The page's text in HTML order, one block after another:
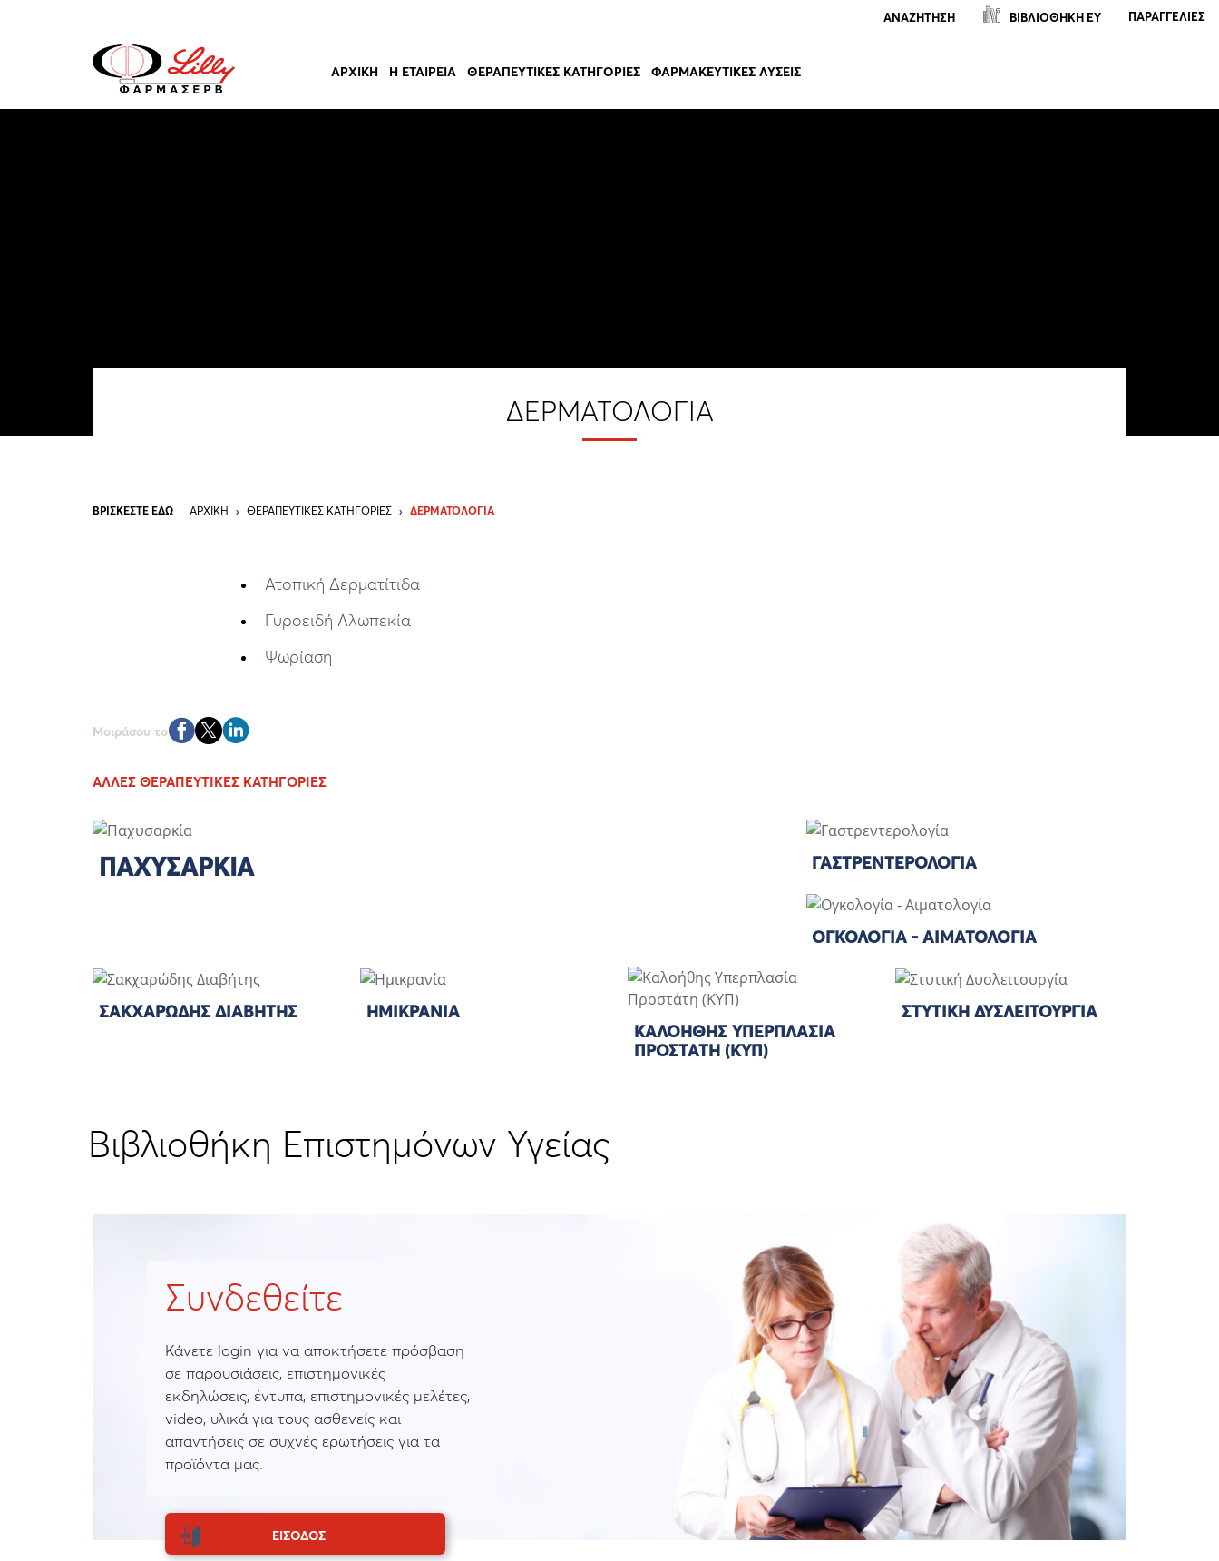
ΠΑΡΑΓΓΕΛΊΕΣ
ΒΙΒΛΙΟΘΗΚΗ ΕΥ
ΑΝΑΖΗΤΗΣΗ
ΑΡΧΙΚΉ Η ΕΤΑΙΡΕΊΑ ΘΕΡΑΠΕΥΤΙΚΈΣ ΚΑΤΗΓΟΡΊΕΣ ΦΑΡΜΑΚΕΥΤΙΚΈΣ ΛΎΣΕΙΣ
ΔΕΡΜΑΤΟΛΟΓΊΑ
ΒΡΙΣΚΕΣΤΕ ΕΔΩ ΑΡΧΙΚΉ › ΘΕΡΑΠΕΥΤΙΚΈΣ ΚΑΤΗΓΟΡΊΕΣ › ΔΕΡΜΑΤΟΛΟΓΊΑ
Ατοπική Δερματίτιδα
Γυροειδή Αλωπεκία
Ψωρίαση
Μοιράσου το
ΆΛΛΕΣ ΘΕΡΑΠΕΥΤΙΚΈΣ ΚΑΤΗΓOΡΊΕΣ
ΠΑΧΥΣΑΡΚΊΑ ΓΑΣΤΡΕΝΤΕΡΟΛΟΓΊΑ
ΟΓΚΟΛΟΓΊΑ - ΑΙΜΑΤΟΛΟΓΊΑ
ΣΑΚΧΑΡΏΔΗΣ ΔΙΑΒΉΤΗΣ
ΗΜΙΚΡΑΝΊΑ
ΚΑΛΟΉΘΗΣ ΥΠΕΡΠΛΑΣΊΑ
ΠΡΟΣΤΆΤΗ (ΚΥΠ)
ΣΤΥΤΙΚΉ ΔΥΣΛΕΙΤΟΥΡΓΊΑ
Βιβλιοθήκη Επιστημόνων Υγείας
Συνδεθείτε
Κάνετε login για να αποκτήσετε πρόσβαση
σε παρουσιάσεις, επιστημονικές
εκδηλώσεις, έντυπα, επιστημονικές μελέτες,
video, υλικά για τους ασθενείς και
απαντήσεις σε συχνές ερωτήσεις για τα
προϊόντα μας.
ΕΙΣΟΔΟΣ